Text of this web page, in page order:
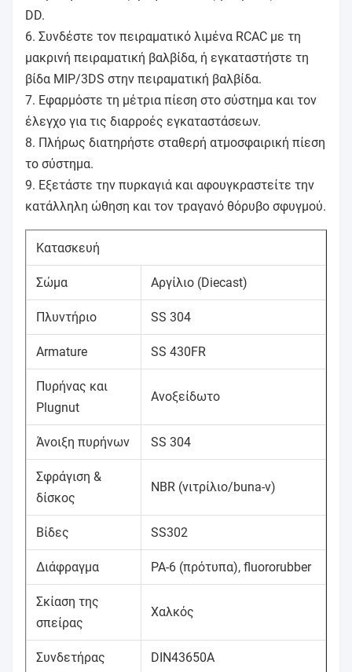
DD.
6. Συνδέστε τον πειραματικό λιμένα RCAC με τη
μακρινή πειραματική βαλβίδα, ή εγκαταστήστε τη
βίδα MIP/3DS στην πειραματική βαλβίδα.
7. Εφαρμόστε τη μέτρια πίεση στο σύστημα και τον
έλεγχο για τις διαρροές εγκαταστάσεων.
8. Πλήρως διατηρήστε σταθερή ατμοσφαιρική πίεση
το σύστημα.
9. Εξετάστε την πυρκαγιά και αφουγκραστείτε την
κατάλληλη ώθηση και τον τραγανό θόρυβο σφυγμού.
Κατασκευή
Σώμα Αργίλιο (Diecast)
Πλυντήριο SS 304
Armature SS 430FR
Πυρήνας και
Plugnut
Ανοξείδωτο
Άνοιξη πυρήνων SS 304
Σφράγιση &
δίσκος
NBR (νιτρίλιο/buna-ν)
Βίδες SS302
Διάφραγμα PA-6 (πρότυπα), fluororubber
Σκίαση της
σπείρας
Χαλκός
Συνδετήρας DIN43650A